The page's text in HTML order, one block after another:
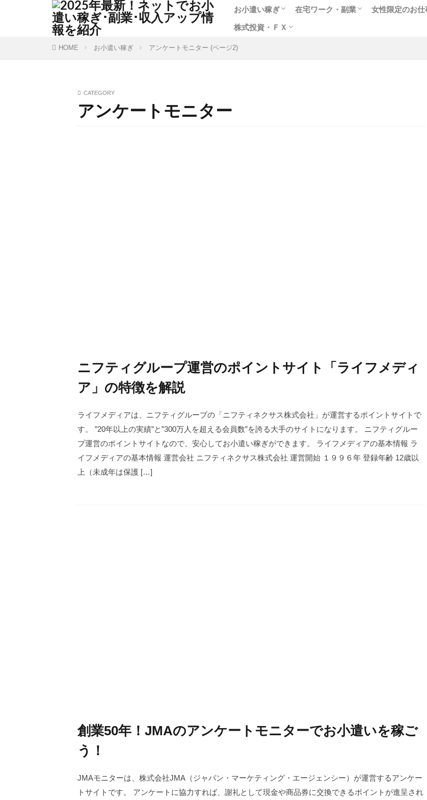
お小遣い稼ぎ
人気のポイントサイト
アンケートモニター
ゲームや懸賞で稼ぐ
在宅ワーク・副業 女性限定のお仕
株式投資・ＦＸ
HOME お小遣い稼ぎ アンケートモニター (ページ2)
CATEGORY
アンケートモニター
ニフティグループ運営のポイントサイト「ライフメディ
ア」の特徴を解説
ライフメディアは、ニフティグループの「ニフティネクサス株式会社」が運営するポイントサイトで
す。 ”20年以上の実績”と”300万人を超える会員数”を誇る大手のサイトになります。 ニフティグルー
プ運営のポイントサイトなので、安心してお小遣い稼ぎができます。 ライフメディアの基本情報 ラ
イフメディアの基本情報 運営会社 ニフティネクサス株式会社 運営開始 １９９６年 登録年齢 12歳以
上（未成年は保護 […]
創業50年！JMAのアンケートモニターでお小遣いを稼ご
う！
JMAモニターは、株式会社JMA（ジャパン・マーケティング・エージェンシー）が運営するアンケー
トサイトです。 アンケートに協力すれば、謝礼として現金や商品券に交換できるポイントが進呈され